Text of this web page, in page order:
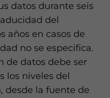
datos durante seis
del
años en casos de
no se especifica.
de datos debe ser
los niveles del
desde la fuente de